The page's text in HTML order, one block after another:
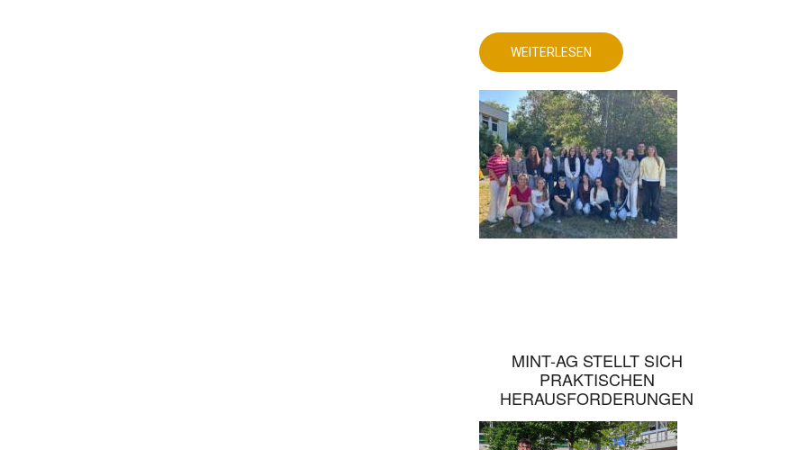
PRODUKT!
WEITERLESEN ÜBER
DEUTSCHUNTERRICHT
AKTUELLEM
DIGITALEN
PRODUKT!
MINT-AG STELLT SICH
PRAKTISCHEN
HERAUSFORDERUNGEN